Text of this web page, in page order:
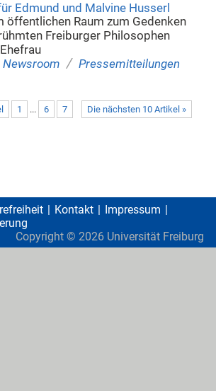
Edmund und Malvine Husserl
öffentlichen Raum zum Gedenken
Freiburger Philosophen
Newsroom / Pressemitteilungen
Die nächsten 10 Artikel »
1 ... 6
7
Kontakt
Impressum
Copyright © 2026 Universität Freiburg